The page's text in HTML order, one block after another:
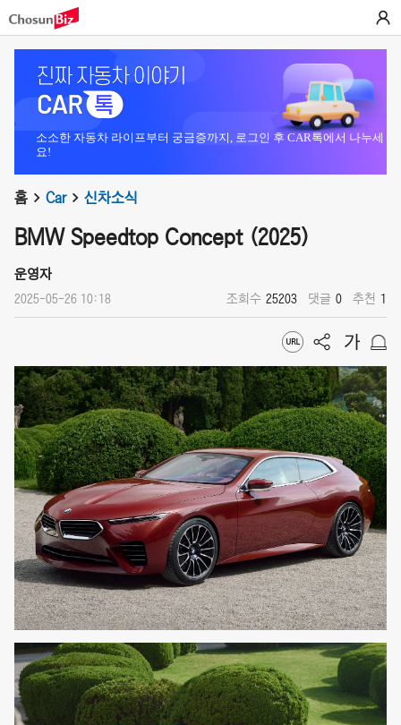
소소한 자동차 라이프부터 궁금증까지, 로그인 후 CAR톡에서 나누세
요!
홈 Car 신차소식
BMW Speedtop Concept (2025)
운영자
2025-05-26 10:18 조회수 25203 댓글 0 추천 1